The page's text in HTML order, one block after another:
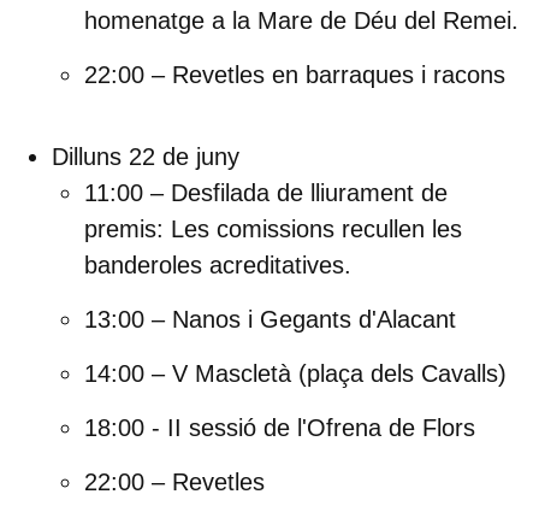
homenatge a la Mare de Déu del Remei.
22:00 – Revetles en barraques i racons
Dilluns 22 de juny
11:00 – Desfilada de lliurament de
premis: Les comissions recullen les
banderoles acreditatives.
13:00 – Nanos i Gegants d'Alacant
14:00 – V Mascletà(plaça dels Cavalls)
18:00 - II sessió de l'Ofrena de Flors
22:00 – Revetles